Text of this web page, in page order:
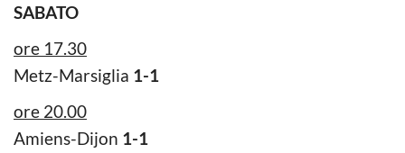
SABATO
ore 17.30
Metz-Marsiglia 1-1
ore 20.00
Amiens-Dijon 1-1